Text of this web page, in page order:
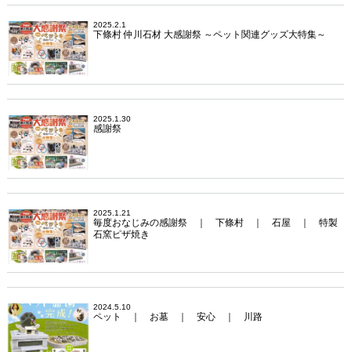
2025.2.1
下條村 仲川石材 大感謝祭 ～ペット関連グッズ大特集～
2025.1.30
感謝祭
2025.1.21
毎度おなじみの感謝祭 ｜ 下條村 ｜ 石屋 ｜ 特製
石窯ピザ焼き
2024.5.10
ペット ｜ お墓 ｜ 安心 ｜ 川路